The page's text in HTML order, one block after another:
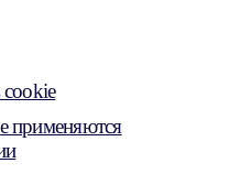
cookie
применяются